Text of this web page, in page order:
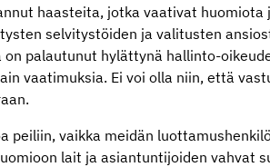
haasteita, jotka vaativat huomiota
selvitystöiden ja valitusten
palautunut hylättynä hallinto-
vaatimuksia. Ei voi olla niin, että
peiliin, vaikka meidän
lait ja asiantuntijoiden vahvat